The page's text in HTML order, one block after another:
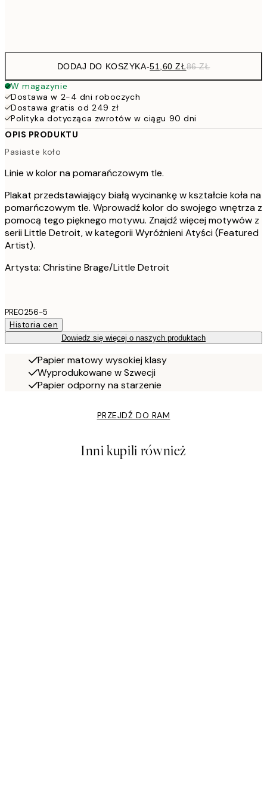
DODAJ DO KOSZYKA-51,60 ZŁ86 ZŁ
W magazynie
Dostawa w 2-4 dni roboczych
Dostawa gratis od 249 zł
Polityka dotycząca zwrotów w ciągu 90 dni
OPIS PRODUKTU
Pasiaste koło
Linie w kolor na pomarańczowym tle.
Plakat przedstawiający białą wycinankę w kształcie koła na
pomarńczowym tle. Wprowadź kolor do swojego wnętrza z
pomocą tego pięknego motywu. Znajdź więcej motywów z
serii Little Detroit, w kategorii Wyróżnieni Atyści (Featured
Artist).
Artysta: Christine Brage/Little Detroit
PRE0256-5
Historia cen
Dowiedz się więcej o naszych produktach
Papier matowy wysokiej klasy
Wyprodukowane w Szwecji
Papier odporny na starzenie
PRZEJDŹ DO RAM
Inni kupili również